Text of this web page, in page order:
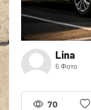
Lina
6 Фото
70